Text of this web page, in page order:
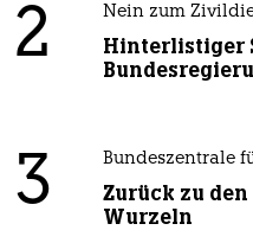
2 Nein zum
Hinterlistiger
3 Bundeszentrale
Zurück zu
Wurzeln